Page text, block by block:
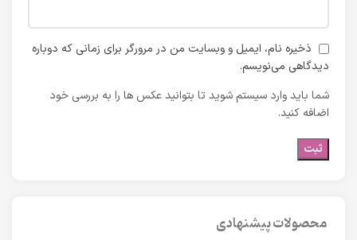
ذخیره نام، ایمیل و وبسایت من در مرورگر برای زمانی که دوباره
دیدگاهی می‌نویسم.
شما باید وارد سیستم شوید تا بتوانید عکس ها را به بررسی خود
اضافه کنید.
محصولات پیشنهادی